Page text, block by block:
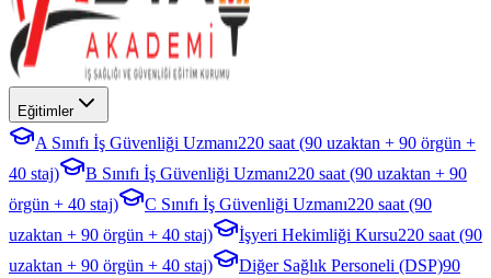
Eğitimler
A Sınıfı İş Güvenliği Uzmanı220 saat (90 uzaktan + 90 örgün +
40 staj)
B Sınıfı İş Güvenliği Uzmanı220 saat (90 uzaktan + 90
örgün + 40 staj)
C Sınıfı İş Güvenliği Uzmanı220 saat (90
uzaktan + 90 örgün + 40 staj)
İşyeri Hekimliği Kursu220 saat (90
uzaktan + 90 örgün + 40 staj)
Diğer Sağlık Personeli (DSP)90